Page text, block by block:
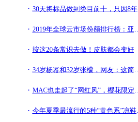
30天将标品做到类目前十，只因8年的电商从业经验他做好了这6点
2019年全球云市场份额排行榜：亚马逊第一，阿里云第四
按这20条常识去做！皮肤都会变好
34岁杨幂和32岁张檬，网友：这简直是天然美碰上玻尿酸
MAC也走起了“网红风”，樱花限定系太美了，烟雾粉质感爱不释手
今年夏季最流行的5种“黄色系”凉鞋，哪一款你最心动？